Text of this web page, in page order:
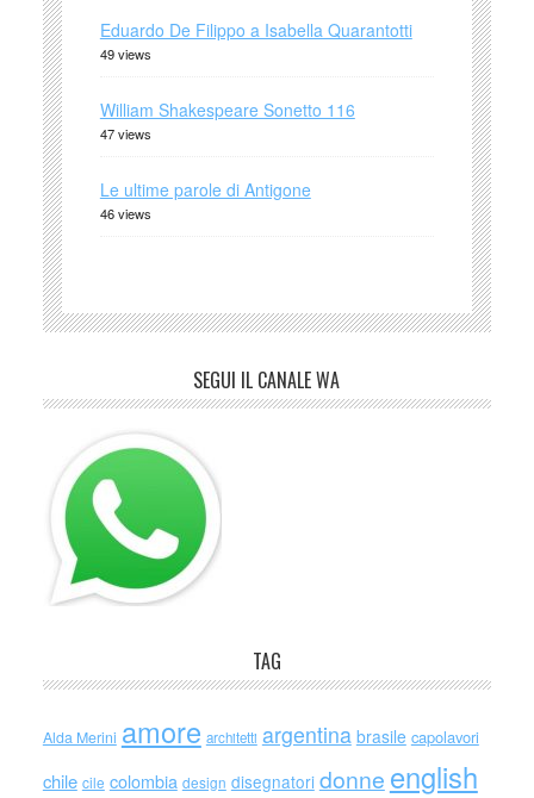
Eduardo De Filippo a Isabella Quarantotti
49 views
William Shakespeare Sonetto 116
47 views
Le ultime parole di Antigone
46 views
SEGUI IL CANALE WA
TAG
Alda Merini amore architetti argentina brasile capolavori
chile cile colombia design disegnatori donne english